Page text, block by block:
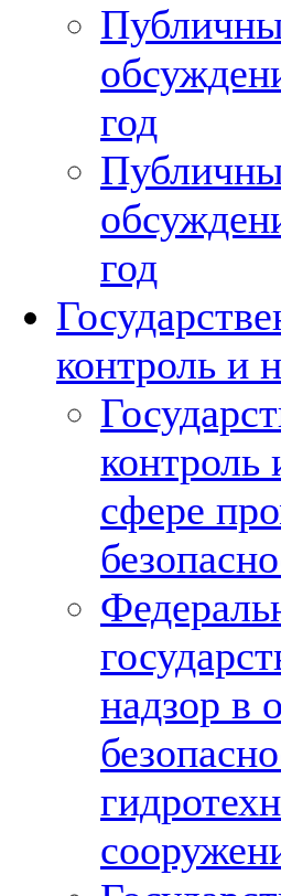
год
год
контроль и
контроль
сфере
надзор в